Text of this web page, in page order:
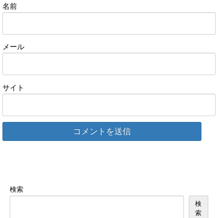
名前
メール
サイト
検索
検
索